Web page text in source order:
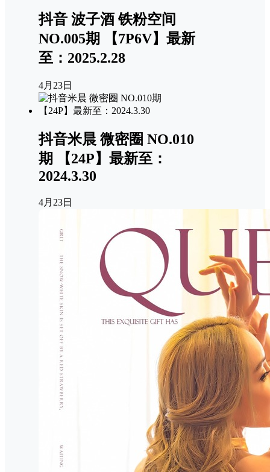
抖音 波子酒 铁粉空间
NO.005期 【7P6V】最新
至：2025.2.28
4月23日
抖音米晨 微密圈 NO.010
期 【24P】最新至：
2024.3.30
4月23日